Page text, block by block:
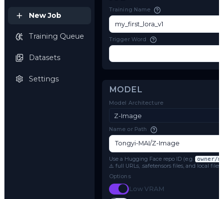
JOB
Training Name
MODEL
Model Architecture
Z-Image